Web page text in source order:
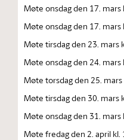
Møte onsdag den 17. mars
Møte onsdag den 17. mars
Møte tirsdag den 23. mars
Møte onsdag den 24. mars
Møte torsdag den 25. mars
Møte tirsdag den 30. mars
Møte onsdag den 31. mars
Møte fredag den 2. april kl.